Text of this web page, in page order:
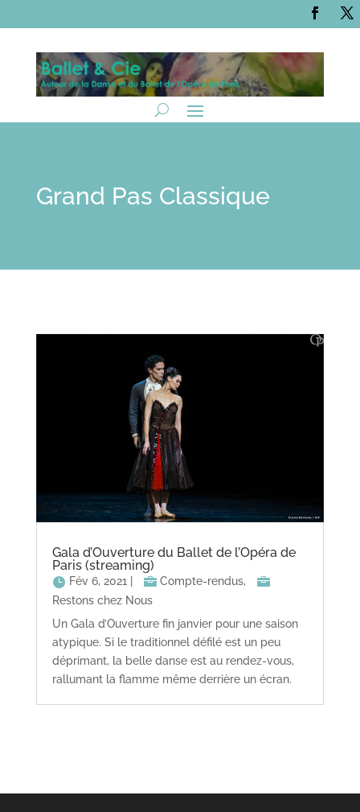
Grand Pas Classique
Gala d’Ouverture du Ballet de l’Opéra de
Paris (streaming)
Fév 6, 2021 Compte-rendus,
Restons chez Nous
Un Gala d’Ouverture fin janvier pour une saison
atypique. Si le traditionnel défilé est un peu
déprimant, la belle danse est au rendez-vous,
rallumant la flamme même derrière un écran.